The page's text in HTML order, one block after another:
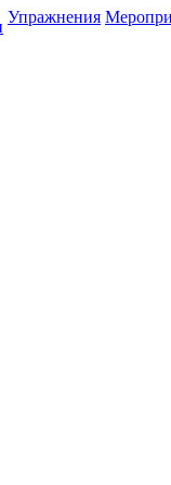
Упражнения